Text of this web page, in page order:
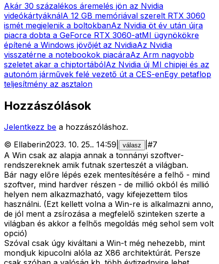
Akár 30 százalékos áremelés jön az Nvidia
videókártyáknálA 12 GB memóriával szerelt RTX 3060
ismét megjelenik a boltokbanAz Nvidia öt év után újra
piacra dobta a GeForce RTX 3060-atMI ügynökökre
építené a Windows jövőjét az NvidiaAz Nvidia
visszatérne a notebookok piacáraAz Arm nagyobb
szeletet akar a chiptortábólAz Nvidia új MI chipjei és az
autonóm járművek felé vezető út a CES-enEgy petaflop
teljesítmény az asztalon
Hozzászólások
Jelentkezz be a hozzászóláshoz.
© Ellaberin2023. 10. 25.. 14:59 válasz #7
A Win csak az alapja annak a tonnányi szoftver-
rendszereknek amik futnak szerteszét a világban.
Bár nagy előre lépés ezek mentesítésére a felhő - mind
szoftver, mind hardver részen - de millió okból és millió
helyen nem alkazmazható, vagy kifejezettem tilos
használni. (Ezt kellett volna a Win-re is alkalmazni anno,
de jól ment a zsírozása a megfelelő szinteken szerte a
világban és akkor a felhős megoldás még sehol sem volt
opció)
Szóval csak úgy kiváltani a Win-t még nehezebb, mint
mondjuk kipucolni alóla az X86 architektúrát. Persze